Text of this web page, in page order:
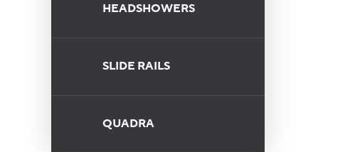
HEADSHOWERS
SLIDE RAILS
QUADRA